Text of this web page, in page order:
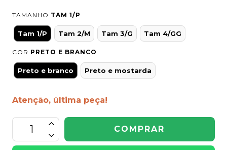
TAMANHO TAM 1/P
Tam 1/P Tam 2/M Tam 3/G Tam 4/GG
COR PRETO E BRANCO
Preto e branco Preto e mostarda
Atenção, última peça!